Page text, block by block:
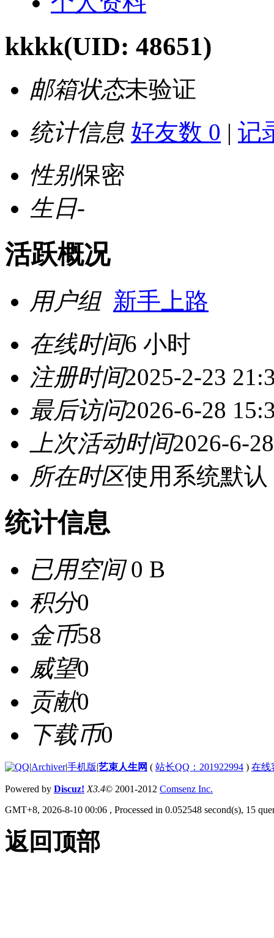
kkkk(UID: 48651)
邮箱状态未验证
统计信息 好友数 0 | 记
性别保密
生日-
活跃概况
用户组 新手上路
在线时间6 小时
注册时间2025-2-23
最后访问2026-6-28
上次活动时间2026-6-
所在时区使用系统默认
统计信息
已用空间0 B
积分0
金币58
威望0
贡献0
下载币0
|Archiver|手机版|艺束人生网 ( 站长QQ：201922994 ) 在线
Powered by Discuz! X3.4© 2001-2012 Comsenz Inc.
GMT+8, 2026-8-10 00:06 , Processed in 0.052548 second(s), 15
返回顶部